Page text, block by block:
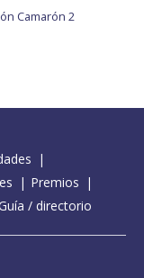
Camarón 2
Premios
/ directorio